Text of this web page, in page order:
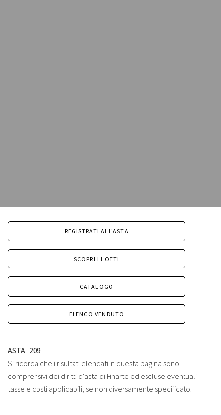
REGISTRATI ALL'ASTA
SCOPRI I LOTTI
CATALOGO
ELENCO VENDUTO
ASTA 209
Si ricorda che i risultati elencati in questa pagina sono
comprensivi dei diritti d'asta di Finarte ed escluse eventuali
tasse e costi applicabili, se non diversamente specificato.